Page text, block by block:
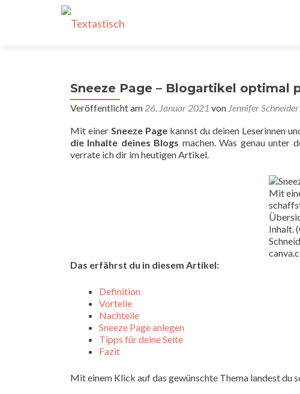
Sneeze Page – Blogartikel optimal
Veröffentlicht am 26. Januar 2021 von Jennifer Schneider
Mit einerSneeze Page kannst du deinen Leserinnen
die Inhalte deines Blogs machen. Was genau unter
verrate ich dir im heutigen Artikel.
Mit
Inhalt.
Das erfährst du in diesem Artikel:
Definition
Vorteile
Nachteile
Sneeze Page anlegen
Tipps für deine Seite
Fazit
Mit einem Klick auf das gewünschte Thema landest